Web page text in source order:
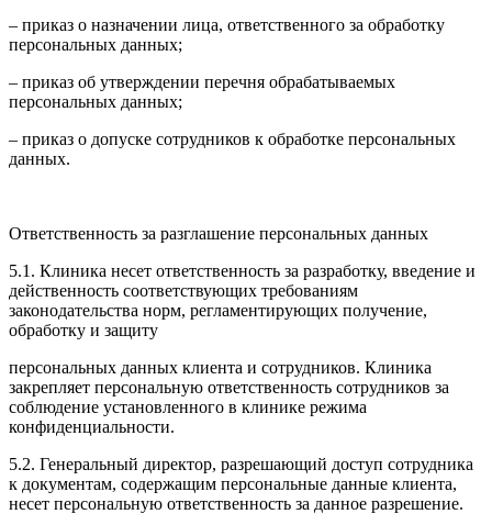
– приказ о назначении лица, ответственного за обработку
персональных данных;
– приказ об утверждении перечня обрабатываемых
персональных данных;
– приказ о допуске сотрудников к обработке персональных
данных.
Ответственность за разглашение персональных данных
5.1. Клиника несет ответственность за разработку, введение и
действенность соответствующих требованиям
законодательства норм, регламентирующих получение,
обработку и защиту
персональных данных клиента и сотрудников. Клиника
закрепляет персональную ответственность сотрудников за
соблюдение установленного в клинике режима
конфиденциальности.
5.2. Генеральный директор, разрешающий доступ сотрудника
к документам, содержащим персональные данные клиента,
несет персональную ответственность за данное разрешение.